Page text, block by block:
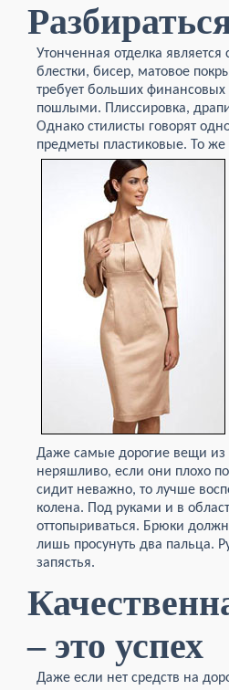
Утонченная отделка
блестки, бисер, матовое
требует больших
пошлыми. Плиссировка,
Однако стилисты говорят
предметы пластиковые. То
Даже самые дорогие вещи из
неряшливо, если они плохо
сидит неважно, то лучше
колена. Под руками и в
оттопыриваться. Брюки
лишь просунуть два пальца.
запястья.
– это успех
Даже если нет средств на